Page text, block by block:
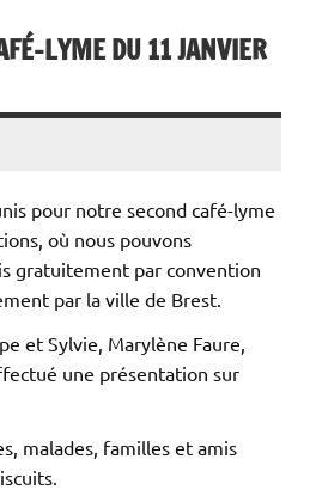
LYME DU 11 JANVIER
pour notre second café-lyme
où nous pouvons
gratuitement par convention
par la ville de Brest.
et Sylvie, Marylène Faure,
une présentation sur
malades, familles et amis